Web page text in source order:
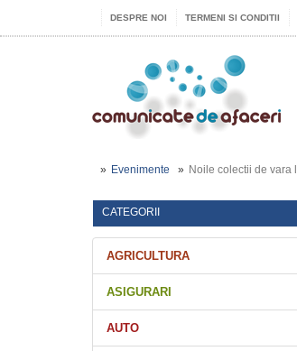
DESPRE NOI TERMENI SI CONDITII
Evenimente Noile colectii de vara
CATEGORII
AGRICULTURA
ASIGURARI
AUTO